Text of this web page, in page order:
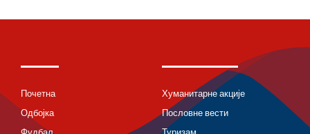
Почетна
Одбојка
Хуманитарне акције
Пословне вести